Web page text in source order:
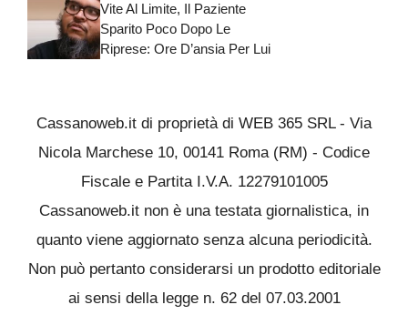
Vite Al Limite, Il Paziente
Sparito Poco Dopo Le
Riprese: Ore D’ansia Per Lui
Cassanoweb.it di proprietà di WEB 365 SRL - Via
Nicola Marchese 10, 00141 Roma (RM) - Codice
Fiscale e Partita I.V.A. 12279101005
Cassanoweb.it non è una testata giornalistica, in
quanto viene aggiornato senza alcuna periodicità.
Non può pertanto considerarsi un prodotto editoriale
ai sensi della legge n. 62 del 07.03.2001